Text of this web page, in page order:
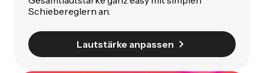
Schiebereglern an.
Lautstärke anpassen